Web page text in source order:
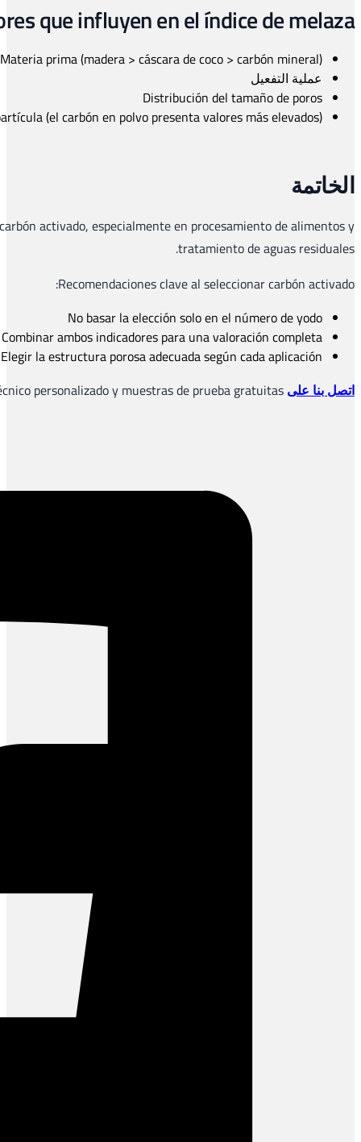
El índice de melaza es un indicador esencial para medir la